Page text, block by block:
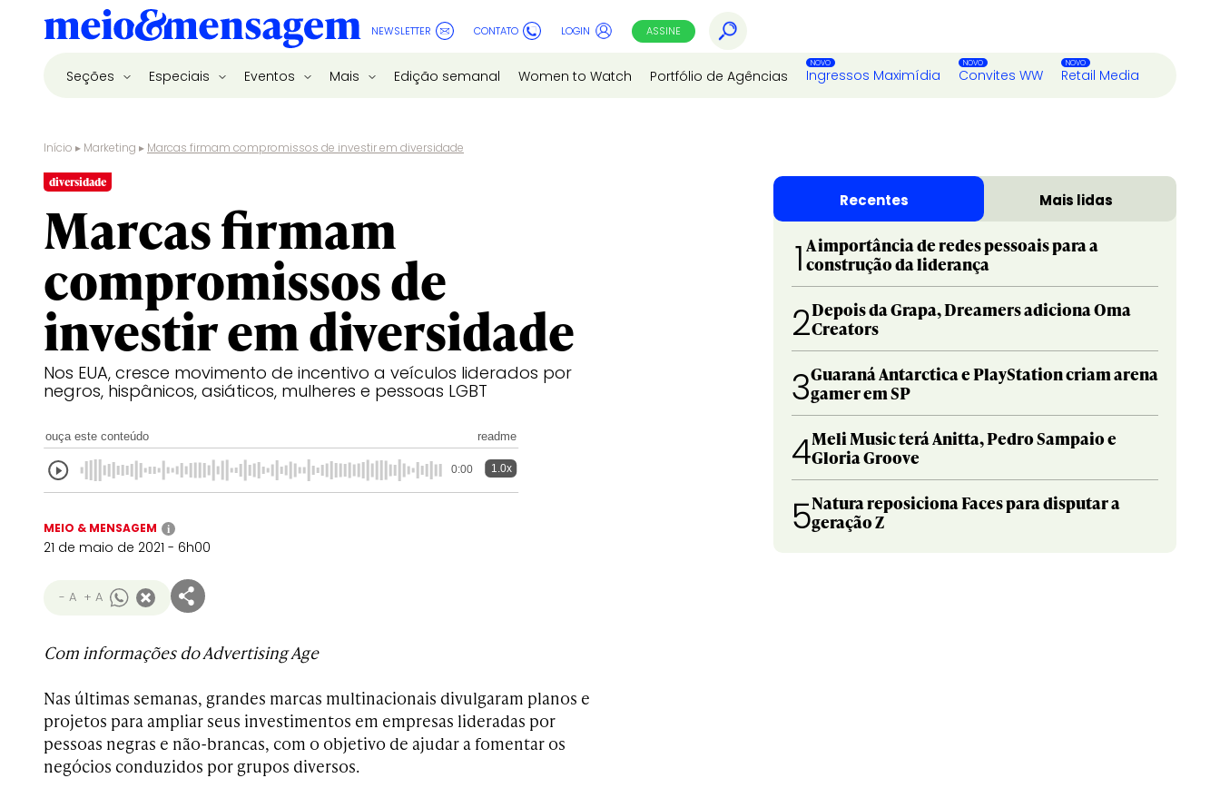
NEWSLETTER CONTATO LOGIN ASSINE
Seções Especiais Eventos Mais Edição semanal Women to Watch Portfólio de Agências Ingressos Maximídia Convites WW Retail Media
Início ▸ Marketing ▸ Marcas firmam compromissos de investir em diversidade
diversidade
Marcas firmam
compromissos de
investir em diversidade
Nos EUA, cresce movimento de incentivo a veículos liderados por
negros, hispânicos, asiáticos, mulheres e pessoas LGBT
ouça este conteúdo readme
0:00 1.0x
MEIO & MENSAGEM i
21 de maio de 2021 - 6h00
- A + A
Com informações do Advertising Age
Nas últimas semanas, grandes marcas multinacionais divulgaram planos e
projetos para ampliar seus investimentos em empresas lideradas por
pessoas negras e não-brancas, com o objetivo de ajudar a fomentar os
negócios conduzidos por grupos diversos.
Recentes Mais lidas
1 A importância de redes pessoais para a
construção da liderança
2Depois da Grapa, Dreamers adiciona Oma
Creators
3Guaraná Antarctica e PlayStation criam arena
gamer em SP
4Meli Music terá Anitta, Pedro Sampaio e
Gloria Groove
5Natura reposiciona Faces para disputar a
geração Z